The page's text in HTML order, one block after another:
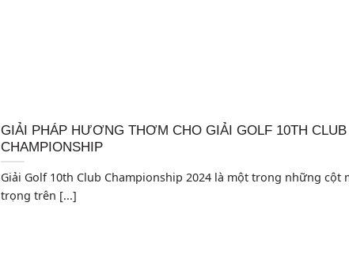
GIẢI PHÁP HƯƠNG THƠM CHO GIẢI GOLF 10TH CLUB
CHAMPIONSHIP
Giải Golf 10th Club Championship 2024 là một trong những cột
trọng trên [...]